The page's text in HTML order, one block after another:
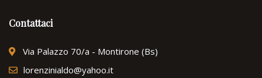
Contattaci
Via Palazzo 70/a - Montirone (Bs)
lorenzinialdo@yahoo.it